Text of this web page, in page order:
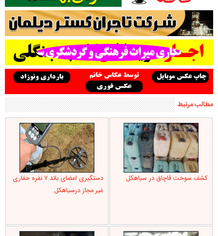
مطالب مرتبط
کشف سوخت قاچاق در سياهکل
دستگیری اعضای باند ۷ نفره حفاری
غير مجاز درسیاهکل